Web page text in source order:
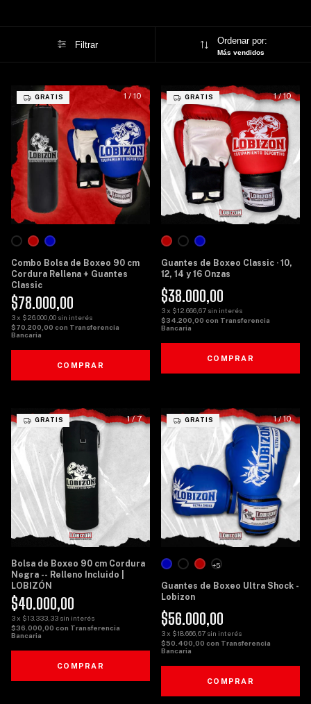
Filtrar Ordenar por:
Más vendidos
1/10
GRATIS
Combo Bolsa de Boxeo 90 cm
Cordura Rellena + Guantes
Classic
$78.000,00
3x $26.000,00 sin interés
$70.200,00 con Transferencia
Bancaria
COMPRAR
1/10
GRATIS
Guantes de Boxeo Classic · 10,
12, 14 y 16 Onzas
$38.000,00
3x $12.666,67 sin interés
$34.200,00 con Transferencia
Bancaria
COMPRAR
1/7
GRATIS
Bolsa de Boxeo 90 cm Cordura
Negra -- Relleno Incluido |
LOBIZÓN
$40.000,00
3x $13.333,33 sin interés
$36.000,00 con Transferencia
Bancaria
COMPRAR
1/10
GRATIS
Guantes de Boxeo Ultra Shock -
Lobizon
$56.000,00
3x $18.666,67 sin interés
$50.400,00 con Transferencia
Bancaria
+5
COMPRAR